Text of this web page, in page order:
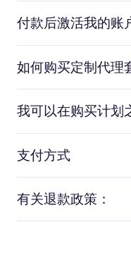
付款后激活我的账
如何购买定制代理
我可以在购买计划
支付方式
有关退款政策：